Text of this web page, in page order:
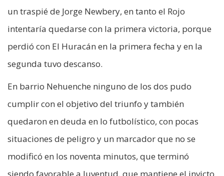
un traspié de Jorge Newbery, en tanto el Rojo
intentaría quedarse con la primera victoria, porque
perdió con El Huracán en la primera fecha y en la
segunda tuvo descanso.
En barrio Nehuenche ninguno de los dos pudo
cumplir con el objetivo del triunfo y también
quedaron en deuda en lo futbolístico, con pocas
situaciones de peligro y un marcador que no se
modificó en los noventa minutos, que terminó